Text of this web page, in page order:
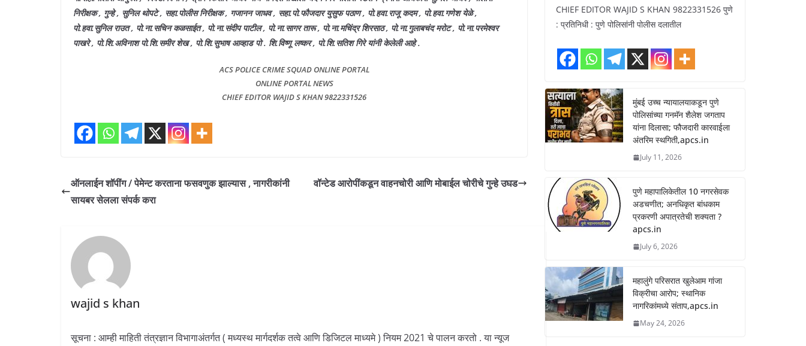
निरीक्षक , गुन्हे , सुनिल थोपटे , सहा.पोलीस निरीक्षक , गजानन जाधव , सहा.पो.फौजदार युसुफ पठाण , पो.हवा.राजू कदम , पो.हवा.गणेश येळे ,
पो.हवा.सुनिल राउत , पो.ना.सचिन कळसाईत , पो.ना.संदीप पाटील , पो.ना.सागर तारू , पो.ना.मचिंद्र शिरसाठ , पो.ना.गुलाबचंद मरोट , पो.ना.परमेश्वर
पाखरे , पो.शि.अविनाश पो.शि.समीर शेख , पो.शि.सुभाष आव्हाड पो . शि.विष्णू लष्कर , पो.शि.सतिश गिरे यांनी केलेली आहे .
ACS POLICE CRIME SQUAD ONLINE PORTAL
ONLINE PORTAL NEWS
CHIEF EDITOR WAJID S KHAN 9822331526
ऑनलाईन शॉपींग / पेमेन्ट करताना फसवणुक झाल्यास , नागरीकांनी
सायबर सेलला संपर्क करा
वॉन्टेड आरोपींकडून वाहनचोरी आणि मोबाईल चोरीचे गुन्हे उघड
wajid s khan
सूचना : आम्ही माहिती तंत्रज्ञान विभागाअंतर्गत ( मध्यस्थ मार्गदर्शक तत्वे आणि डिजिटल माध्यमे ) नियम 2021 चे पालन करतो . या न्यूज
CHIEF EDITOR WAJID S KHAN 9822331526 पुणे
: प्रतिनिधी : पुणे पोलिसांनी पोलीस दलातील
मुंबई उच्च न्यायालयाकडून पुणे
पोलिसांच्या गनमॅन शैलेश जगताप
यांना दिलासा; फौजदारी कारवाईला
अंतरिम स्थगिती,apcs.in
July 11, 2026
पुणे महापालिकेतील 10 नगरसेवक
अडचणीत; अनधिकृत बांधकाम
प्रकरणी अपात्रतेची शक्यता ?
apcs.in
July 6, 2026
महालुंगे परिसरात खुलेआम गांजा
विक्रीचा आरोप; स्थानिक
नागरिकांमध्ये संताप,apcs.in
May 24, 2026